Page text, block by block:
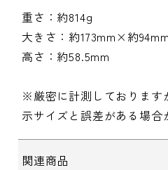
重さ：約814g
大きさ：約173mm×約94mm
高さ：約58.5mm
※厳密に計測しております
示サイズと誤差がある場合
関連商品